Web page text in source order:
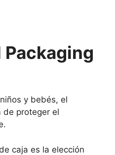
Packaging
y bebés, el
de proteger el
caja es la elección